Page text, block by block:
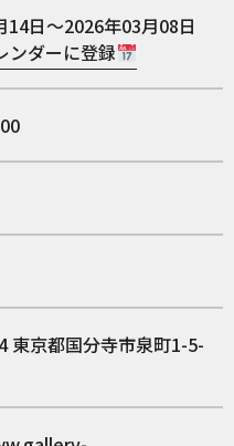
14日～2026年03月08日
ンダーに登録
東京都国分寺市泉町1-5-